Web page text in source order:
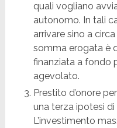
quali vogliano
autonomo. In tali
arrivare sino a
somma erogata è
finanziata a fondo
agevolato.
Prestito d’onore
una terza ipotesi di
L’investimento